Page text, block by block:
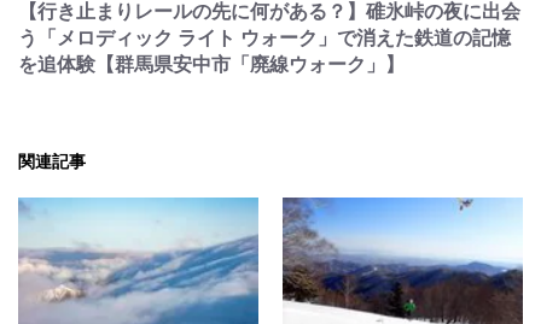
【行き止まりレールの先に何がある？】碓氷峠の夜に出会
う「メロディック ライト ウォーク」で消えた鉄道の記憶
を追体験【群馬県安中市「廃線ウォーク」】
関連記事